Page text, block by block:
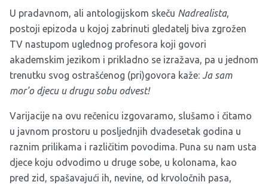
U pradavnom, ali antologijskom skeču Nadrealista,
postoji epizoda u kojoj zabrinuti gledatelj biva zgrožen
TV nastupom uglednog profesora koji govori
akademskim jezikom i prikladno se izražava, pa u jednom
trenutku svog ostrašćenog (pri)govora kaže: Ja sam
mor'o djecu u drugu sobu odvest!
Varijacije na ovu rečenicu izgovaramo, slušamo i čitamo
u javnom prostoru u posljednjih dvadesetak godina u
raznim prilikama i različitim povodima. Puna su nam usta
djece koju odvodimo u druge sobe, u kolonama, kao
pred zid, spašavajući ih, nevine, od krvoločnih pasa,